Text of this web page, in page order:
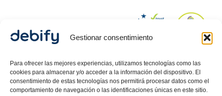
Gestionar consentimiento
Para ofrecer las mejores experiencias, utilizamos tecnologías como las
cookies para almacenar y/o acceder a la información del dispositivo. El
consentimiento de estas tecnologías nos permitirá procesar datos como el
comportamiento de navegación o las identificaciones únicas en este sitio.
© 2024 Debify – Derechos reservados.
Política de Privacidad